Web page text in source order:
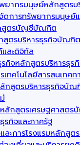
พยากรมนุษย์หลักสูตร
ดการทรัพยากรมนุษย์
สูตรบัญชีบัณฑิต
ตรบริหารธุรกิจบัณฑิ
และดิจิทัล
กิจหลักสูตรบริหารธุ
เทคโนโลยีสารสนเทศ
กสูตรบริหารธุรกิจบัณ
ลักสูตรเศรษฐศาสตร
รกิจและภาครัฐ
ละการโรงแรมหลักสู